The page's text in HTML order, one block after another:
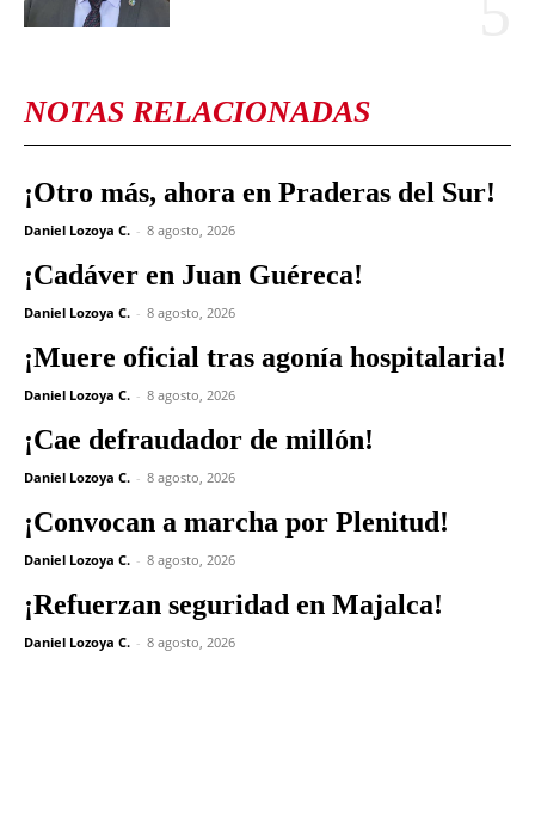
NOTAS RELACIONADAS
¡Otro más, ahora en Praderas del Sur!
Daniel Lozoya C. - 8 agosto, 2026
¡Cadáver en Juan Guéreca!
Daniel Lozoya C. - 8 agosto, 2026
¡Muere oficial tras agonía hospitalaria!
Daniel Lozoya C. - 8 agosto, 2026
¡Cae defraudador de millón!
Daniel Lozoya C. - 8 agosto, 2026
¡Convocan a marcha por Plenitud!
Daniel Lozoya C. - 8 agosto, 2026
¡Refuerzan seguridad en Majalca!
Daniel Lozoya C. - 8 agosto, 2026